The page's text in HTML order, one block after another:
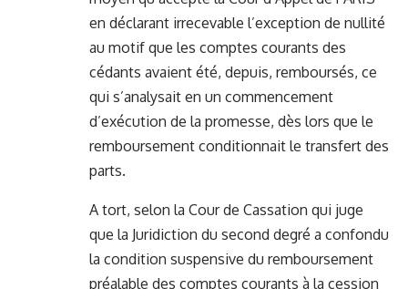
en déclarant irrecevable l’exception de nullité
au motif que les comptes courants des
cédants avaient été, depuis, remboursés, ce
qui s’analysait en un commencement
d’exécution de la promesse, dès lors que le
remboursement conditionnait le transfert des
parts.
A tort, selon la Cour de Cassation qui juge
que la Juridiction du second degré a confondu
la condition suspensive du remboursement
préalable des comptes courants à la cession